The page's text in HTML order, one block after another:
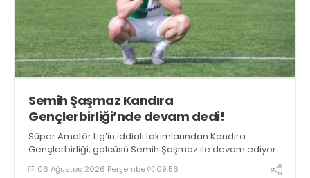
Semih Şaşmaz Kandıra
Gençlerbirliği’nde devam dedi!
Süper Amatör Lig’in iddialı takımlarından Kandıra
Gençlerbirliği, golcüsü Semih Şaşmaz ile devam ediyor.
06 Ağustos 2026 Perşembe 09:56